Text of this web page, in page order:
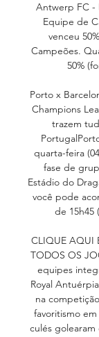
Antwerp FC -
Equipe de
venceu
Campeões.
50%
Porto x
Champions
trazem
quarta-feira
fase de
Estádio do
você pode
de 15h45
CLIQUE AQUI
TODOS OS
equipes
Royal
na
favoritismo
culés